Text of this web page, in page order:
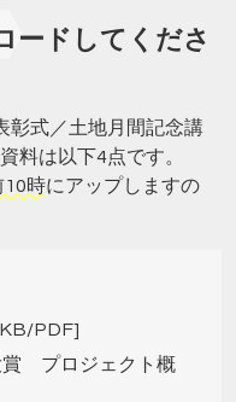
ードしてくださ
式／土地月間記念講
料は以下4点です。
10時にアップしますの
PDF]
賞 プロジェクト概